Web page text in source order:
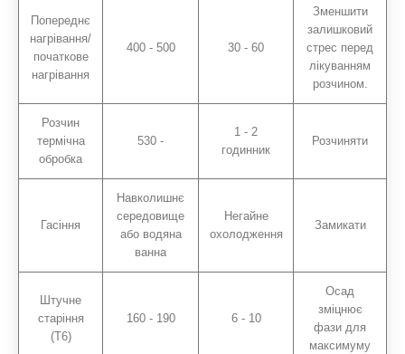
Попереднє
нагрівання/
початкове
нагрівання
400 - 500 30 - 60
Зменшити
залишковий
стрес перед
лікуванням
розчином.
Розчин
термічна
обробка
530 -
1 - 2
годинник
Розчиняти
Гасіння
Навколишнє
середовище
або водяна
ванна
Негайне
охолодження
Замикати
Штучне
старіння
(T6)
160 - 190 6 - 10
Осад
зміцнює
фази для
максимуму